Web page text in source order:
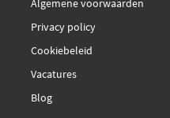
Algemene voorwaarden
Privacy policy
Cookiebeleid
Vacatures
Blog